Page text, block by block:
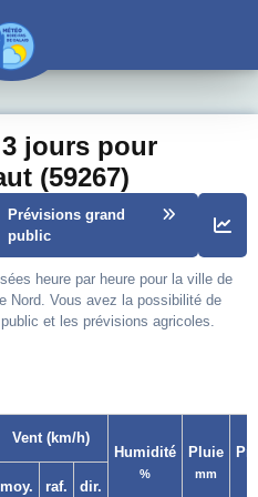
jours pour
(59267)
Prévisions grand
public
heure par heure pour la ville de
Nord. Vous avez la possibilité de
et les prévisions agricoles.
Vent (km/h)
Humidité
%
Pluie
mm
moy. raf. dir.